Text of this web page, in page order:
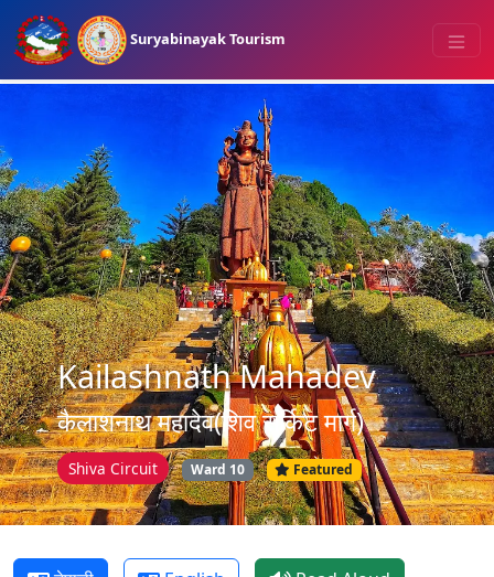
Suryabinayak Tourism
Kailashnath Mahadev
कैलाशनाथ महादेव(शिव सर्किट मार्ग)
Shiva Circuit Ward 10 Featured